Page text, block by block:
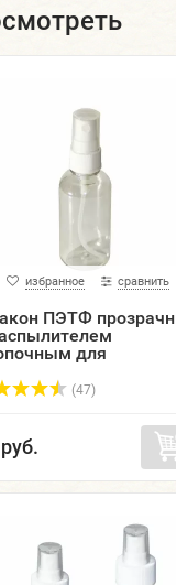
избранное сравнить
ПЭТФ
для
красок и
(47)